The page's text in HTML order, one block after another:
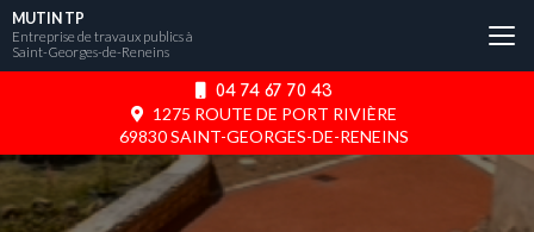
Aller
au
contenu
04 74 67 70 43
1275 ROUTE DE PORT RIVIÈRE
69830 SAINT-GEORGES-DE-RENEINS
MUTIN TP
Entreprise de travaux publics à
Saint-Georges-de-Reneins